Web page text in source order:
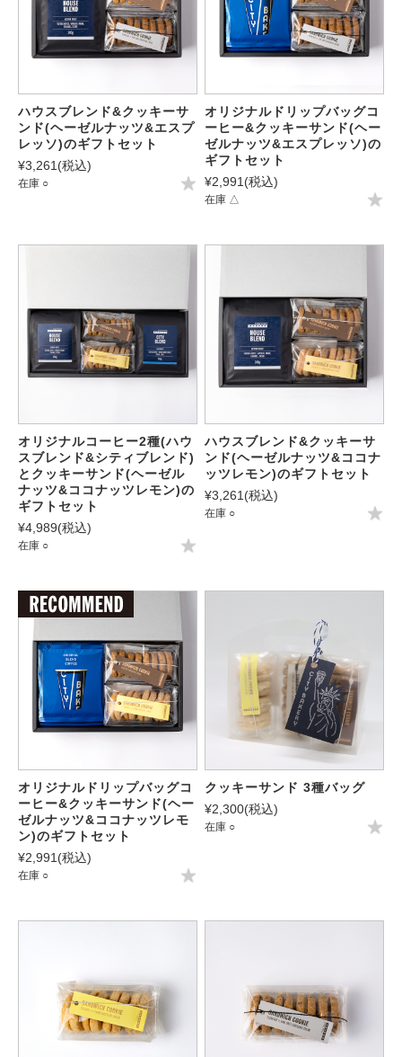
ハウスブレンド&クッキーサ
ンド(ヘーゼルナッツ&エスプ
レッソ)のギフトセット
¥3,261(税込)
在庫 ○
オリジナルドリップバッグコ
ーヒー&クッキーサンド(ヘー
ゼルナッツ&エスプレッソ)の
ギフトセット
¥2,991(税込)
在庫 △
オリジナルコーヒー2種(ハウ
スブレンド&シティブレンド)
とクッキーサンド(ヘーゼル
ナッツ&ココナッツレモン)の
ギフトセット
¥4,989(税込)
在庫 ○
ハウスブレンド&クッキーサ
ンド(ヘーゼルナッツ&ココナ
ッツレモン)のギフトセット
¥3,261(税込)
在庫 ○
オリジナルドリップバッグコ
ーヒー&クッキーサンド(ヘー
ゼルナッツ&ココナッツレモ
ン)のギフトセット
¥2,991(税込)
在庫 ○
クッキーサンド 3種バッグ
¥2,300(税込)
在庫 ○